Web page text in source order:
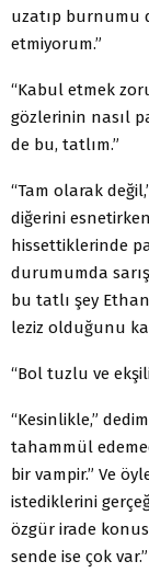
uzatıp burnumu
etmiyorum.”
“Kabul etmek
gözlerinin nasıl
de bu, tatlım.”
“Tam olarak
diğerini
hissettiklerinde
durumumda
bu tatlı şey
leziz olduğunu
“Bol tuzlu ve
“Kesinlikle,”
tahammül
bir vampir.” Ve
istediklerini
özgür irade
sende ise çok var.”